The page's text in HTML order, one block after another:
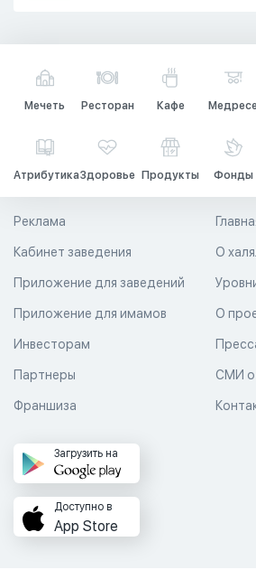
Мечеть Ресторан Кафе Медресе
АтрибутикаЗдоровье Продукты Фонды
О
Реклама
Кабинет заведения
Приложение для заведений
Приложение для имамов О
СМИ о
Инвесторам
Партнеры
Франшиза
Загрузить на
Доступно в
App Store